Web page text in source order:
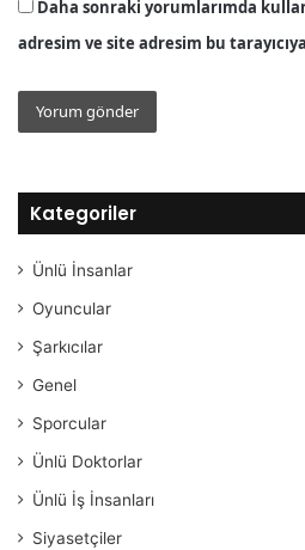
Daha sonraki yorumlarımda
adresim ve site adresim bu
Kategoriler
Ünlü İnsanlar
Oyuncular
Şarkıcılar
Genel
Sporcular
Ünlü Doktorlar
Ünlü İş İnsanları
Siyasetçiler